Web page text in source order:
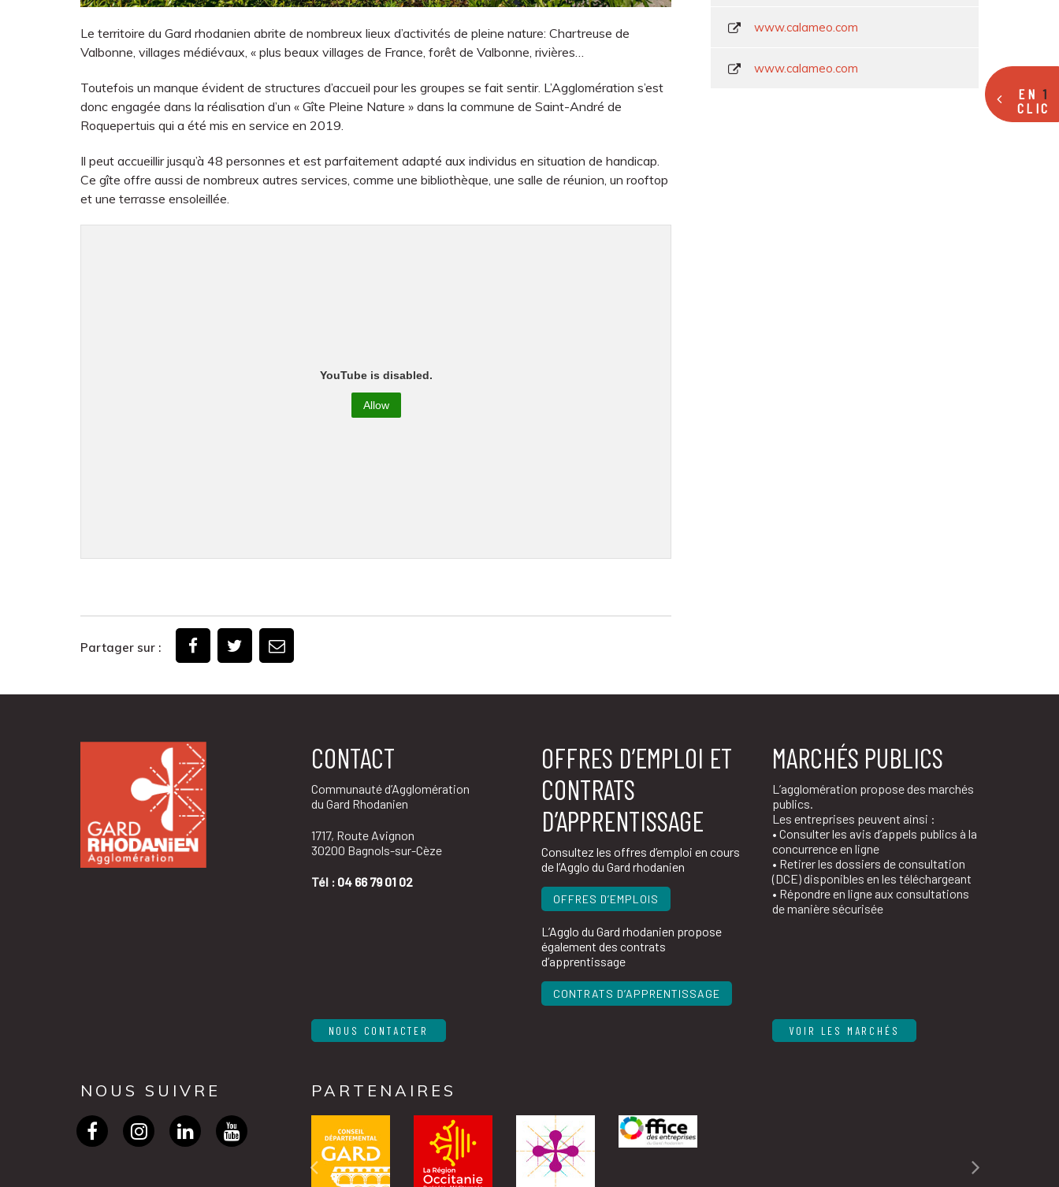
Le territoire du Gard rhodanien abrite de nombreux lieux d’activités de pleine nature: Chartreuse de
Valbonne, villages médiévaux, « plus beaux villages de France, forêt de Valbonne, rivières…
Toutefois un manque évident de structures d’accueil pour les groupes se fait sentir. L’Agglomération s’est
donc engagée dans la réalisation d’un « Gîte Pleine Nature » dans la commune de Saint-André de
Roquepertuis qui a été mis en service en 2019.
Il peut accueillir jusqu’à 48 personnes et est parfaitement adapté aux individus en situation de handicap.
Ce gîte offre aussi de nombreux autres services, comme une bibliothèque, une salle de réunion, un rooftop
et une terrasse ensoleillée.
YouTube is disabled.
Allow
www.calameo.com
www.calameo.com
Partager sur :
EN1
CLIC
CONTACT
Communauté d’Agglomération
du Gard Rhodanien
1717, Route Avignon
30200 Bagnols-sur-Cèze
Tél : 04 66 79 01 02
NOUS CONTACTER
OFFRES D’EMPLOI ET
CONTRATS
D’APPRENTISSAGE
Consultez les offres d’emploi en cours
de l’Agglo du Gard rhodanien
OFFRES D’EMPLOIS
L’Agglo du Gard rhodanien propose
également des contrats
d’apprentissage
CONTRATS D’APPRENTISSAGE
MARCHÉS PUBLICS
L’agglomération propose des marchés
publics.
Les entreprises peuvent ainsi :
• Consulter les avis d’appels publics à la
concurrence en ligne
• Retirer les dossiers de consultation
(DCE) disponibles en les téléchargeant
• Répondre en ligne aux consultations
de manière sécurisée
VOIR LES MARCHÉS
NOUS SUIVRE PARTENAIRES